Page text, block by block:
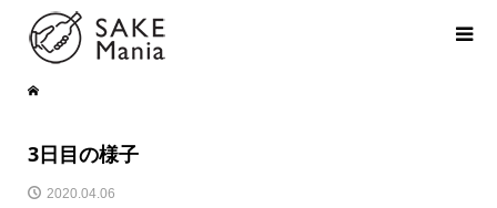
3日目の様子
2020.04.06